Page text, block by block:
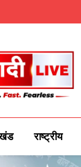
Live –
राष्ट्रीय